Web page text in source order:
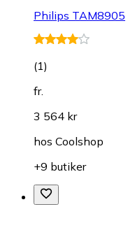
Philips TAM8905
(1)
fr.
3 564 kr
hos Coolshop
+9 butiker